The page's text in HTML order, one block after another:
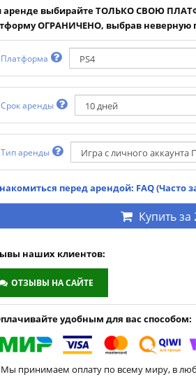
аренде выбирайте ТОЛЬКО СВОЮ
ОГРАНИЧЕНО, выбрав
Платформа
Срок аренды
Тип аренды
перед арендой: FAQ (Часто
Купить за
наших клиентов:
ОТЗЫВЫ НА САЙТЕ
удобным для вас способом:
принимаем оплату по всему миру, в